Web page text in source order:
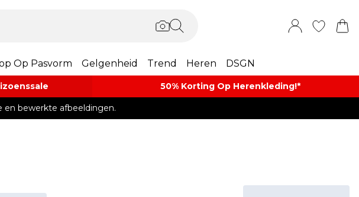
Op Pasvorm Gelgenheid Trend Heren DSGN
50% Korting Op Herenkleding​!*​
bewerkte afbeeldingen.